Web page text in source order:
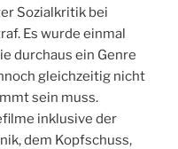
Sozialkritik bei
Es wurde einmal
durchaus ein Genre
gleichzeitig nicht
sein muss.
inklusive der
dem Kopfschuss,